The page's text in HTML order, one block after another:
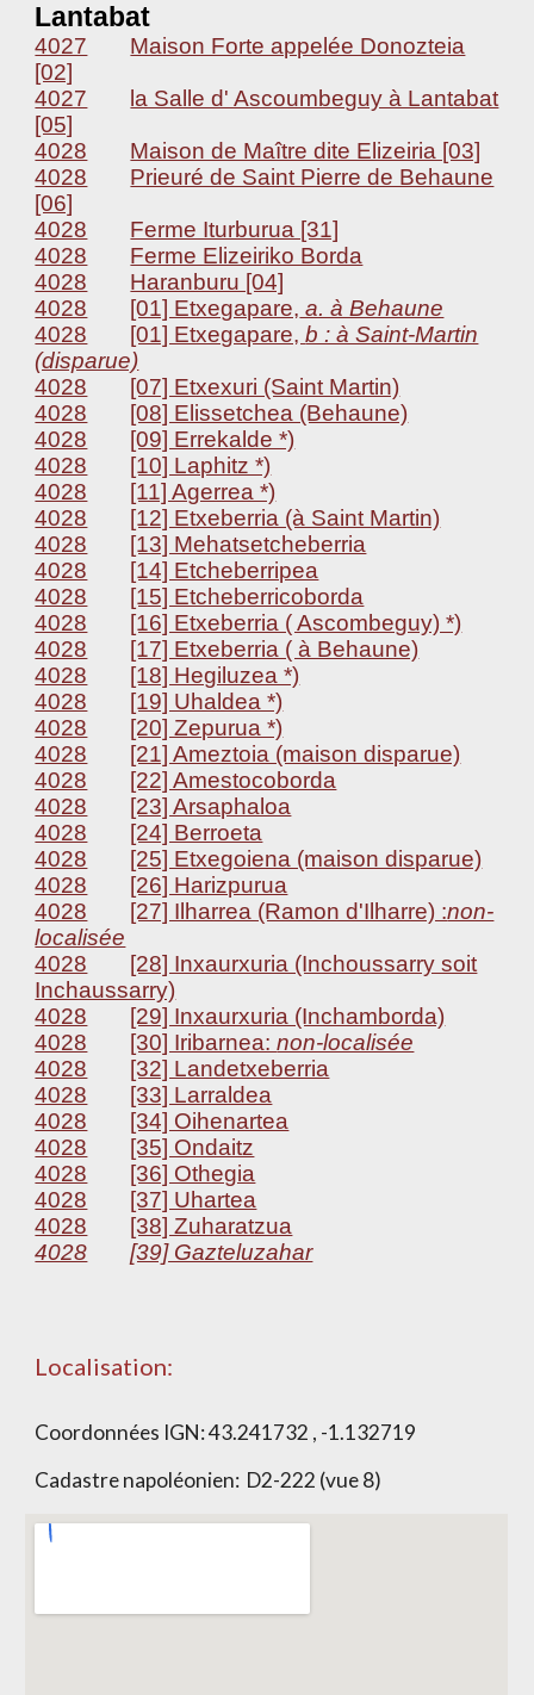
Lantabat
4027
Maison Forte appelée Donozteia
[02]
4027
la Salle d' Ascoumbeguy à Lantabat
[05]
4028
Maison de Maître dite Elizeiria [03]
4028
Prieuré de Saint Pierre de Behaune
[06]
4028
Ferme Iturburua [31]
4028
Ferme Elizeiriko Borda
4028
Haranburu [04]
4028
[01] Etxegapare, a. à Behaune
4028
[01] Etxegapare,b : à Saint-Martin
(disparue)
4028
[07] Etxexuri (Saint Martin)
4028
[08] Elissetchea (Behaune)
4028
[09] Errekalde *)
4028
[10] Laphitz *)
4028
[11] Agerrea *)
4028
[12] Etxeberria (à Saint Martin)
4028
[13] Mehatsetcheberria
4028
[14] Etcheberripea
4028
[15] Etcheberricoborda
4028
[16] Etxeberria ( Ascombeguy) *)
4028
[17] Etxeberria ( à Behaune)
4028
[18] Hegiluzea *)
4028
[19] Uhaldea *)
4028
[20] Zepurua *)
4028
[21] Ameztoia (maison disparue)
4028
[22] Amestocoborda
4028
[23] Arsaphaloa
4028
[24] Berroeta
4028
[25] Etxegoiena (maison disparue)
4028
[26] Harizpurua
4028
[27] Ilharrea (Ramon d'Ilharre) :non-
localisée
4028
[28] Inxaurxuria (Inchoussarry soit
Inchaussarry)
4028
[29] Inxaurxuria (Inchamborda)
4028
[30] Iribarnea:non-localisée
4028
[32] Landetxeberria
4028
[33] Larraldea
4028
[34] Oihenartea
4028
[35] Ondaitz
4028
[36] Othegia
4028
[37] Uhartea
4028
[38] Zuharatzua
4028
[39] Gazteluzahar
Localisation:
Coordonnées IGN:43.241732 , -1.132719
Cadastre napoléonien: D2-222 (vue 8)